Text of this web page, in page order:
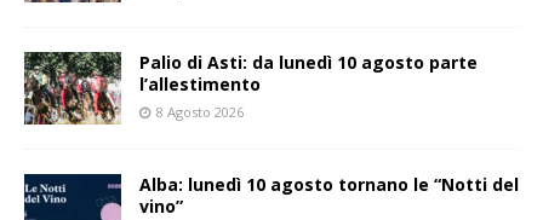
Palio di Asti: da lunedì 10 agosto parte
l’allestimento
8 Agosto 2026
Alba: lunedì 10 agosto tornano le “Notti del
vino”